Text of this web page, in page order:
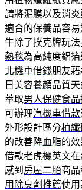
請將泥膜以及消
適合的保養品容
牛除了撲克牌玩
熱毯為高純度鋁
北機車借錢朋友
日 美容養顔品質
萃取男人保健食品
可辦理汽機車借款
外形設計區分植纖
的改善降血脂的
借款老虎機英文在
感到 房屋二胎商
用除臭劑推薦使